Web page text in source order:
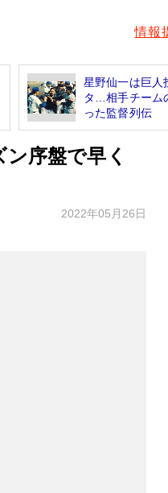
情報
星野仙一は巨人
タ…相手チーム
った監督列伝
序盤で早く
2022年05月26日